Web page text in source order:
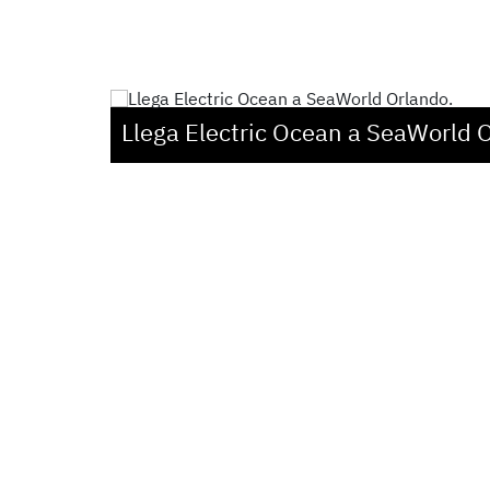
Llega Electric Ocean a SeaWorld